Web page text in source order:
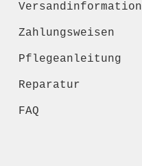
Versandinformation
Zahlungsweisen
Pflegeanleitung
Reparatur
FAQ